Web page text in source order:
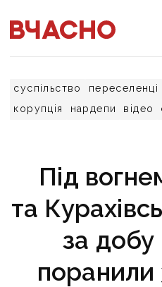
суспільство переселенці
корупція
нардепи відео
Під
та
за добу
поранили